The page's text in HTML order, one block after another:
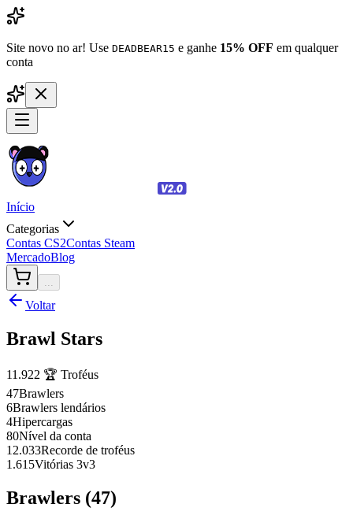
Site novo no ar! Use DEADBEAR15 e ganhe 15% OFF em qualquer
conta
Início
Categorias
Contas CS2Contas Steam
MercadoBlog
...
Voltar
Brawl Stars
11.922 🏆 Troféus
47Brawlers
6Brawlers lendários
4Hipercargas
80Nível da conta
12.033Recorde de troféus
1.615Vitórias 3v3
Brawlers (47)